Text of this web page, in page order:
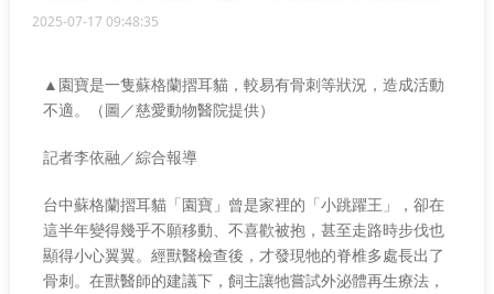
2025-07-17 09:48:35
▲園寶是一隻蘇格蘭摺耳貓，較易有骨刺等狀況，造成活動
不適。（圖／慈愛動物醫院提供）
記者李依融／綜合報導
台中蘇格蘭摺耳貓「園寶」曾是家裡的「小跳躍王」，卻在
這半年變得幾乎不願移動、不喜歡被抱，甚至走路時步伐也
顯得小心翼翼。經獸醫檢查後，才發現牠的脊椎多處長出了
骨刺。在獸醫師的建議下，飼主讓牠嘗試外泌體再生療法，